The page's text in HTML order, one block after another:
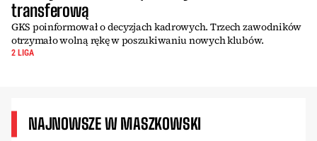
transferową
GKS poinformował o decyzjach kadrowych. Trzech zawodników
otrzymało wolną rękę w poszukiwaniu nowych klubów.
2 LIGA
NAJNOWSZE W MASZKOWSKI